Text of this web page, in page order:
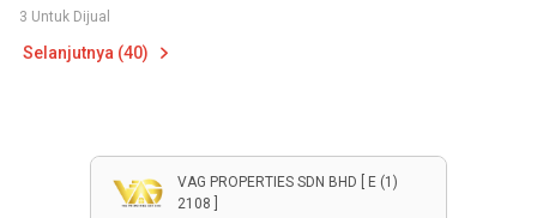
3 Untuk Dijual
Selanjutnya (40)
VAG PROPERTIES SDN BHD [ E (1)
2108 ]